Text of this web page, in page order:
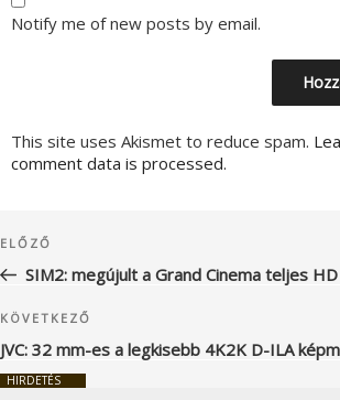
Notify me of new posts by email.
This site uses Akismet to reduce spam.
comment data is processed.
navigáció
Korábbi
bejegyzés
ELŐZŐ
SIM2: megújult a Grand Cinema teljes
Következő
bejegyzés
KÖVETKEZŐ
JVC: 32 mm-es a legkisebb 4K2K D-ILA
HIRDETÉS